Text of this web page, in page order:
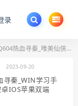
录
血寻秦_唯美仙侠国战3D手游热血寻秦_WIN学习手工端_通用视频教程_GM物品充值后台_安卓IOS苹果双端
2023-09-20
寻秦_WIN学习手
IOS苹果双端